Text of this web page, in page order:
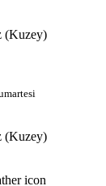
(Kuzey)
(Kuzey)